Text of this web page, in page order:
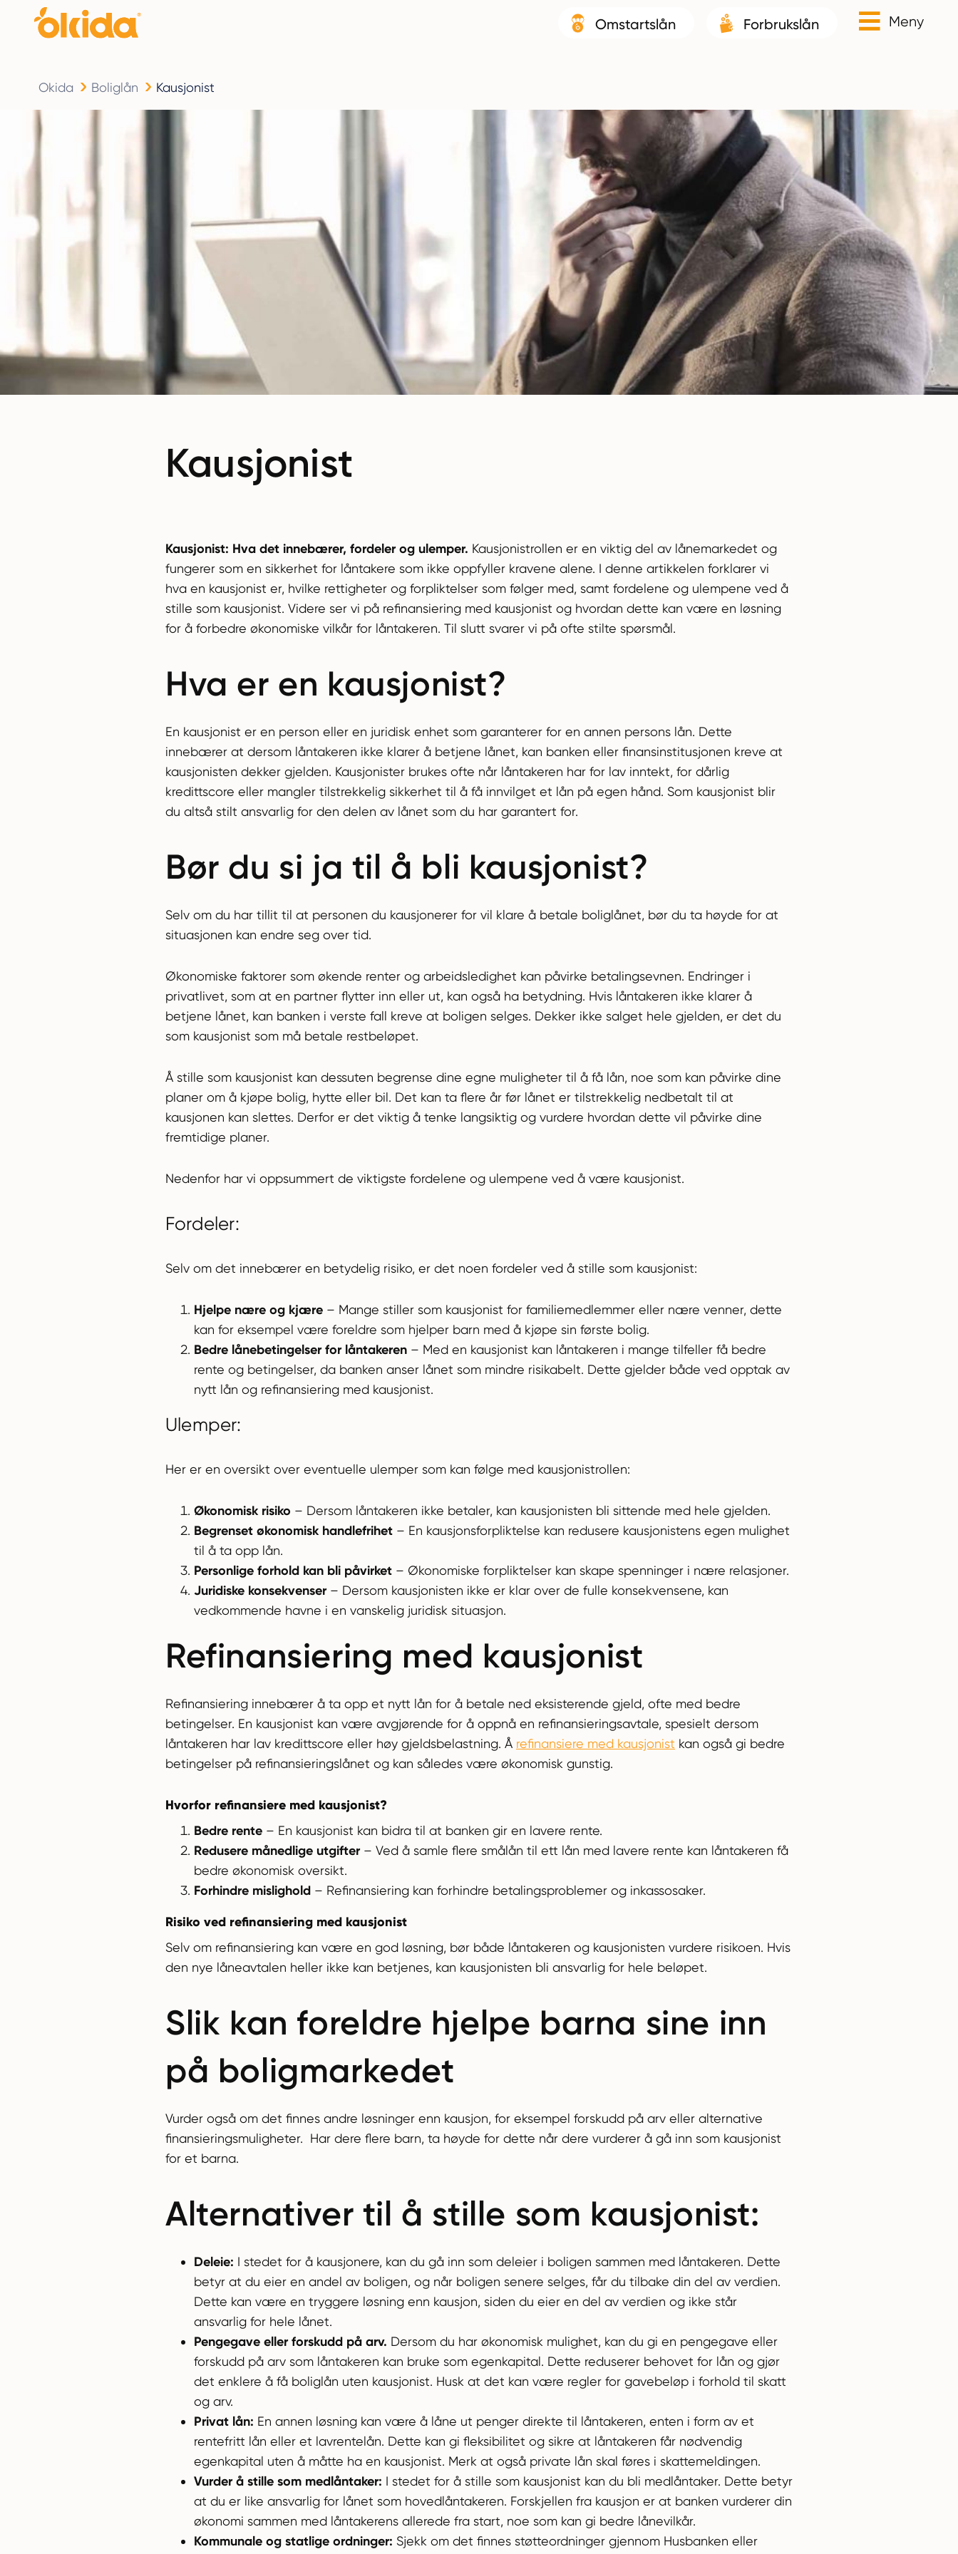
Omstartslån Forbrukslån Meny
Okida Boliglån Kausjonist
Kausjonist
Kausjonist: Hva det innebærer, fordeler og ulemper. Kausjonistrollen er en viktig del av lånemarkedet og
fungerer som en sikkerhet for låntakere som ikke oppfyller kravene alene. I denne artikkelen forklarer vi
hva en kausjonist er, hvilke rettigheter og forpliktelser som følger med, samt fordelene og ulempene ved å
stille som kausjonist. Videre ser vi på refinansiering med kausjonist og hvordan dette kan være en løsning
for å forbedre økonomiske vilkår for låntakeren. Til slutt svarer vi på ofte stilte spørsmål.
Hva er en kausjonist?
En kausjonist er en person eller en juridisk enhet som garanterer for en annen persons lån. Dette
innebærer at dersom låntakeren ikke klarer å betjene lånet, kan banken eller finansinstitusjonen kreve at
kausjonisten dekker gjelden. Kausjonister brukes ofte når låntakeren har for lav inntekt, for dårlig
kredittscore eller mangler tilstrekkelig sikkerhet til å få innvilget et lån på egen hånd. Som kausjonist blir
du altså stilt ansvarlig for den delen av lånet som du har garantert for.
Bør du si ja til å bli kausjonist?
Selv om du har tillit til at personen du kausjonerer for vil klare å betale boliglånet, bør du ta høyde for at
situasjonen kan endre seg over tid.
Økonomiske faktorer som økende renter og arbeidsledighet kan påvirke betalingsevnen. Endringer i
privatlivet, som at en partner flytter inn eller ut, kan også ha betydning. Hvis låntakeren ikke klarer å
betjene lånet, kan banken i verste fall kreve at boligen selges. Dekker ikke salget hele gjelden, er det du
som kausjonist som må betale restbeløpet.
Å stille som kausjonist kan dessuten begrense dine egne muligheter til å få lån, noe som kan påvirke dine
planer om å kjøpe bolig, hytte eller bil. Det kan ta flere år før lånet er tilstrekkelig nedbetalt til at
kausjonen kan slettes. Derfor er det viktig å tenke langsiktig og vurdere hvordan dette vil påvirke dine
fremtidige planer.
Nedenfor har vi oppsummert de viktigste fordelene og ulempene ved å være kausjonist.
Fordeler:
Selv om det innebærer en betydelig risiko, er det noen fordeler ved å stille som kausjonist:
Hjelpe nære og kjære – Mange stiller som kausjonist for familiemedlemmer eller nære venner, dette
kan for eksempel være foreldre som hjelper barn med å kjøpe sin første bolig.
Bedre lånebetingelser for låntakeren – Med en kausjonist kan låntakeren i mange tilfeller få bedre
rente og betingelser, da banken anser lånet som mindre risikabelt. Dette gjelder både ved opptak av
nytt lån og refinansiering med kausjonist.
Ulemper:
Her er en oversikt over eventuelle ulemper som kan følge med kausjonistrollen:
Økonomisk risiko – Dersom låntakeren ikke betaler, kan kausjonisten bli sittende med hele gjelden.
Begrenset økonomisk handlefrihet – En kausjonsforpliktelse kan redusere kausjonistens egen mulighet
til å ta opp lån.
Personlige forhold kan bli påvirket – Økonomiske forpliktelser kan skape spenninger i nære relasjoner.
Juridiske konsekvenser– Dersom kausjonisten ikke er klar over de fulle konsekvensene, kan
vedkommende havne i en vanskelig juridisk situasjon.
Refinansiering med kausjonist
Refinansiering innebærer å ta opp et nytt lån for å betale ned eksisterende gjeld, ofte med bedre
betingelser. En kausjonist kan være avgjørende for å oppnå en refinansieringsavtale, spesielt dersom
låntakeren har lav kredittscore eller høy gjeldsbelastning. Å refinansiere med kausjonist kan også gi bedre
betingelser på refinansieringslånet og kan således være økonomisk gunstig.
Hvorfor refinansiere med kausjonist?
Bedre rente – En kausjonist kan bidra til at banken gir en lavere rente.
Redusere månedlige utgifter– Ved å samle flere smålån til ett lån med lavere rente kan låntakeren få
bedre økonomisk oversikt.
Forhindre mislighold – Refinansiering kan forhindre betalingsproblemer og inkassosaker.
Risiko ved refinansiering med kausjonist
Selv om refinansiering kan være en god løsning, bør både låntakeren og kausjonisten vurdere risikoen. Hvis
den nye låneavtalen heller ikke kan betjenes, kan kausjonisten bli ansvarlig for hele beløpet.
Slik kan foreldre hjelpe barna sine inn
på boligmarkedet
Vurder også om det finnes andre løsninger enn kausjon, for eksempel forskudd på arv eller alternative
finansieringsmuligheter. Har dere flere barn, ta høyde for dette når dere vurderer å gå inn som kausjonist
for et barna.
Alternativer til å stille som kausjonist:
Deleie: I stedet for å kausjonere, kan du gå inn som deleier i boligen sammen med låntakeren. Dette
betyr at du eier en andel av boligen, og når boligen senere selges, får du tilbake din del av verdien.
Dette kan være en tryggere løsning enn kausjon, siden du eier en del av verdien og ikke står
ansvarlig for hele lånet.
Pengegave eller forskudd på arv. Dersom du har økonomisk mulighet, kan du gi en pengegave eller
forskudd på arv som låntakeren kan bruke som egenkapital. Dette reduserer behovet for lån og gjør
det enklere å få boliglån uten kausjonist. Husk at det kan være regler for gavebeløp i forhold til skatt
og arv.
Privat lån: En annen løsning kan være å låne ut penger direkte til låntakeren, enten i form av et
rentefritt lån eller et lavrentelån. Dette kan gi fleksibilitet og sikre at låntakeren får nødvendig
egenkapital uten å måtte ha en kausjonist. Merk at også private lån skal føres i skattemeldingen.
Vurder å stille som medlåntaker: I stedet for å stille som kausjonist kan du bli medlåntaker. Dette betyr
at du er like ansvarlig for lånet som hovedlåntakeren. Forskjellen fra kausjon er at banken vurderer din
økonomi sammen med låntakerens allerede fra start, noe som kan gi bedre lånevilkår.
Kommunale og statlige ordninger: Sjekk om det finnes støtteordninger gjennom Husbanken eller